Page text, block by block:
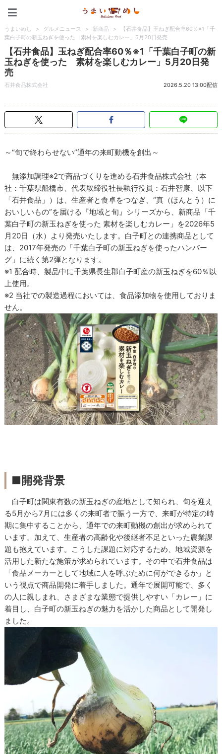
うまいめし > グルメニュース > 新商品 >
【石井食品】玉ねぎ配合率60％※1「千
葉白子町の新玉ねぎを使った 素材を楽しむカレー」5月20日発売
【石井食品】玉ねぎ配合率60％※1「千葉白子町の新
玉ねぎを使った 素材を楽しむカレー」5月20日発
売
石井食品株式会社 2026.5.20 13:00配信
～“旬で終わらせない”通年の来町動機を創出～
無添加調理※2で商品づくりを進める石井食品株式会社（本
社：千葉県船橋市、代表取締役社長執行役員：石井智康、以下
「石井食品」）は、生産者と食卓をつなぎ、“真（ほんとう）に
おいしいもの”を届ける『地域と旬』シリーズから、新商品「千
葉白子町の新玉ねぎを使った 素材を楽しむカレー」を2026年5
月20日（水）より発売いたします。白子町との連携商品として
は、2017年発売の「千葉白子町の新玉ねぎを使ったハンバー
グ」に続く第2弾となります。
※1 配合時、製品中に千葉県長生郡白子町産の新玉ねぎを60％以
上使用。
※2 当社での製造過程においては、食品添加物を使用しておりま
せん。
■開発背景
白子町は関東有数の新玉ねぎの産地として知られ、旬を迎え
る5月から7月には多くの来町者で賑う一方で、来町が特定の時
期に集中することから、通年での来町動機の創出が求められて
います。加えて、生産者の高齢化や後継者不足といった農業課
題も抱えています。こうした課題に対応するため、地域資源を
活用した新たな施策が求められています。その中で石井食品は
「食品メーカーとして地域に人を呼ぶために何ができるか」と
いう視点で商品開発に着手しました。通年で展開可能で、多く
の人に親しまれ、さまざまな業態で提供しやすい「カレー」に
着目し、白子町の新玉ねぎの魅力を活かした商品として開発し
ました。